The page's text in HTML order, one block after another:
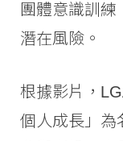
團體意識訓練
潛在風險。
根據影片，
個人成長」為